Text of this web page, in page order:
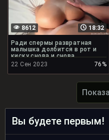
18:32
8612
Ради спермы развратная
малышка долбится в рот и
киску снова и снова
22 Сен 2023
76%
Вы будете первым!